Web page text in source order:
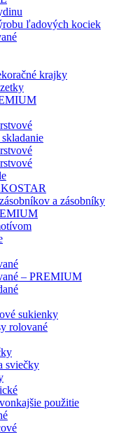
ľadových kociek
krajky
a zásobníky
– PREMIUM
sukienky
rolované
sviečky
použitie